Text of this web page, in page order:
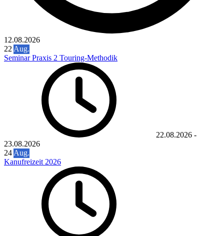
12.08.2026
22 Aug.
Seminar Praxis 2 Touring-Methodik
22.08.2026 -
23.08.2026
24 Aug.
Kanufreizeit 2026